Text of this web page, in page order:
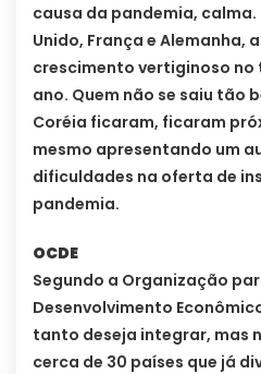
causa da pandemia, calma.
Unido, França e Alemanha,
crescimento vertiginoso
ano. Quem não se saiu tão
Coréia ficaram, ficaram
mesmo apresentando um
dificuldades na oferta de
pandemia.
OCDE
Segundo a Organização
Desenvolvimento
tanto deseja integrar, mas
cerca de 30 países que já